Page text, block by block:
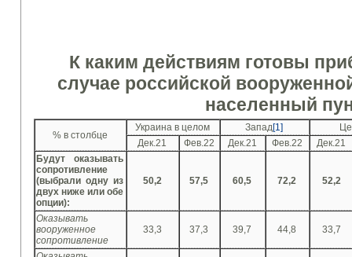
К каким действиям готовы
случае российской
населенный
% в столбце
Украина в целом Запад[1]
Дек.21
Фев.22 Дек.21 Фев.22
Дек.21
Будут оказывать
сопротивление
(выбрали одну из
двух ниже или обе
опции):
50,2 57,5 60,5 72,2 52,2
Оказывать
вооруженное
сопротивление
33,3 37,3 39,7 44,8 33,7